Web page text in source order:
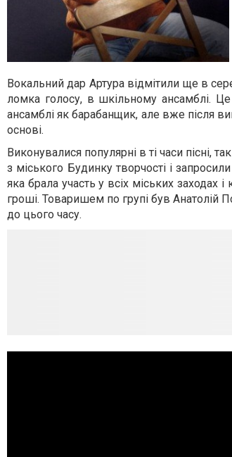
Вокальний дар Артура відмітили ще в
ломка голосу, в шкільному ансамблі.
ансамблі як барабанщик, але вже після
основі.
Виконувалися популярні в ті часи
з міського Будинку творчості і
яка брала участь у всіх міських заходах
гроші. Товаришем по групі був Анатолій
до цього часу.